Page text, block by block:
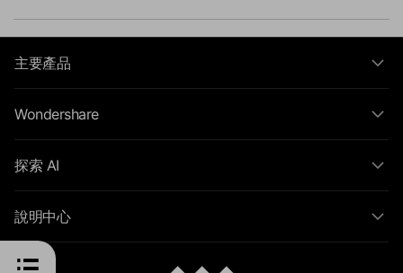
主要產品
Wondershare
探索 AI
說明中心